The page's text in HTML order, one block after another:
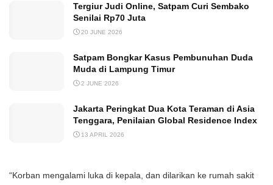
Tergiur Judi Online, Satpam Curi Sembako
Senilai Rp70 Juta
20 JUNE 2026
Satpam Bongkar Kasus Pembunuhan Duda
Muda di Lampung Timur
2 JUNE 2026
Jakarta Peringkat Dua Kota Teraman di Asia
Tenggara, Penilaian Global Residence Index
13 APRIL 2026
“Korban mengalami luka di kepala, dan dilarikan ke rumah sakit